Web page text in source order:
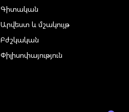
Գիտական
Արվեստ և մշակույթ
Բժշկական
Փիլիսոփայություն